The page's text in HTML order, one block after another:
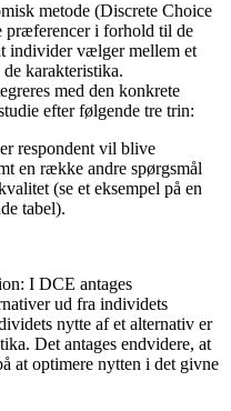
metode (Discrete Choice
præferencer i forhold til de
individer vælger mellem et
karakteristika.
med den konkrete
efter følgende tre trin:
respondent vil blive
en række andre spørgsmål
(se et eksempel på en
tabel).
I DCE antages
ud fra individets
nytte af et alternativ er
Det antages endvidere, at
at optimere nytten i det givne